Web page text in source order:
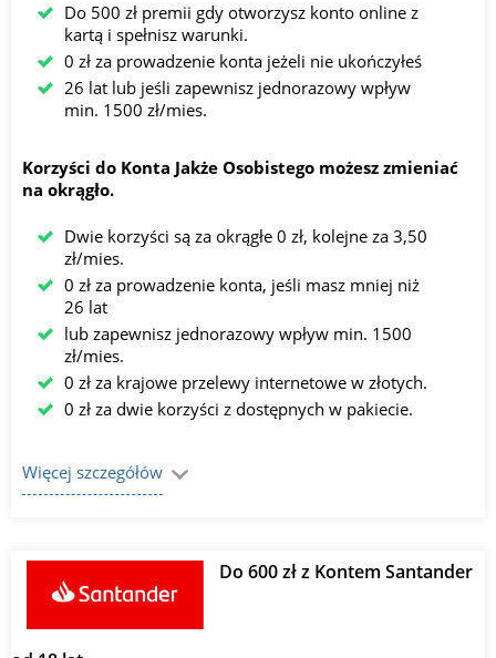
Do 500 zł premii gdy otworzysz konto online z
kartą i spełnisz warunki.
0 zł za prowadzenie konta jeżeli nie ukończyłeś
26 lat lub jeśli zapewnisz jednorazowy wpływ
min. 1500 zł/mies.
Korzyści do Konta Jakże Osobistego możesz zmieniać
na okrągło.
Dwie korzyści są za okrągłe 0 zł, kolejne za 3,50
zł/mies.
0 zł za prowadzenie konta, jeśli masz mniej niż
26 lat
lub zapewnisz jednorazowy wpływ min. 1500
zł/mies.
0 zł za krajowe przelewy internetowe w złotych.
0 zł za dwie korzyści z dostępnych w pakiecie.
Więcej szczegółów
Do 600 zł z Kontem Santander